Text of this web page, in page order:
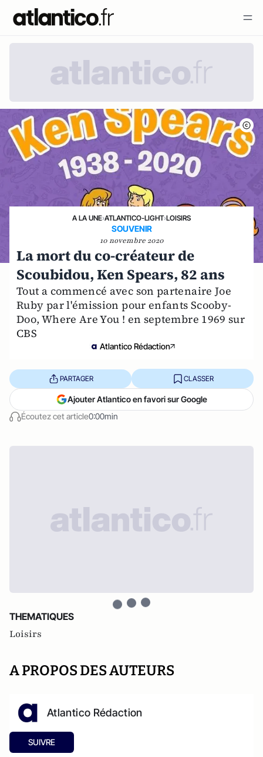
A LA UNE›ATLANTICO-LIGHT›LOISIRS
SOUVENIR
10 novembre 2020
La mort du co-créateur de
Scoubidou, Ken Spears, 82 ans
Tout a commencé avec son partenaire Joe
Ruby par l'émission pour enfants Scooby-
Doo, Where Are You ! en septembre 1969 sur
CBS
Atlantico Rédaction
Écoutez cet article0:00min
PARTAGER CLASSER
Ajouter Atlantico en favori sur Google
THEMATIQUES
Loisirs
A PROPOS DES AUTEURS
Atlantico Rédaction
SUIVRE